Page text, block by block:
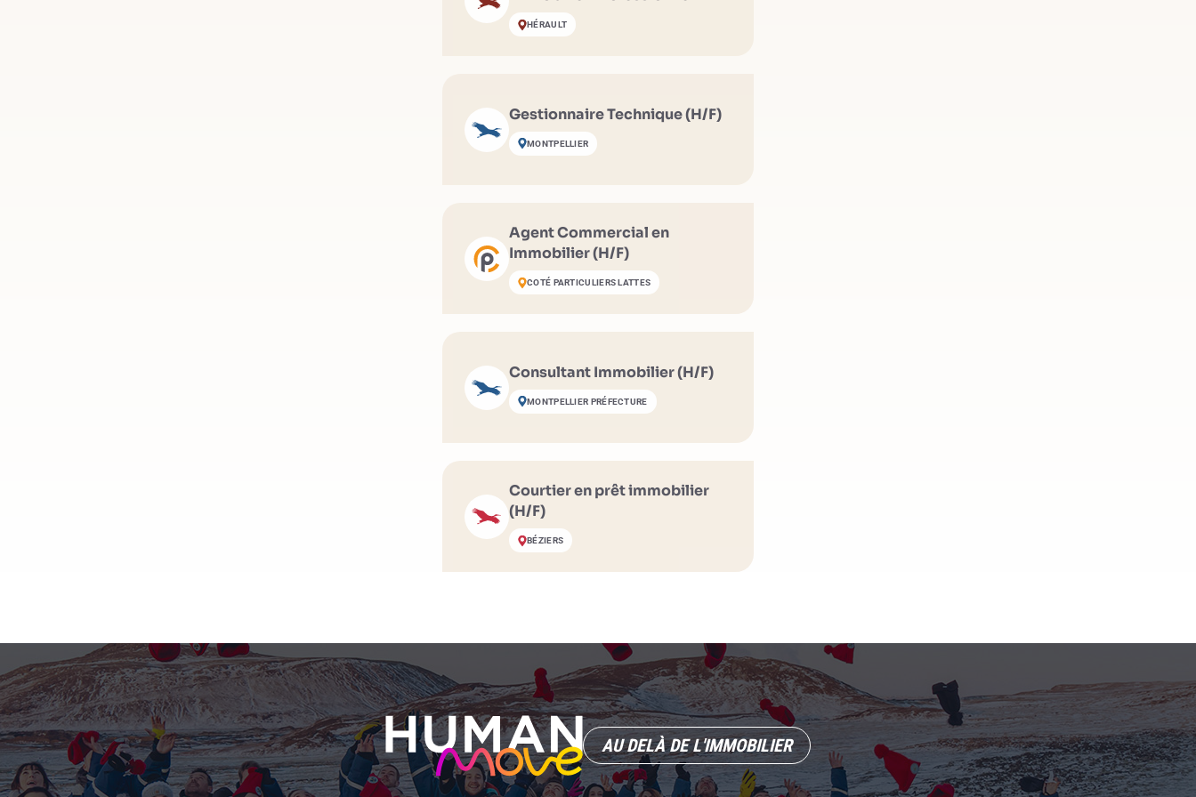
(H/F)HÉRAULT
Gestionnaire Technique (H/F)
MONTPELLIER
Agent Commercial en
Immobilier (H/F)
COTÉ PARTICULIERS LATTES
Consultant Immobilier (H/F)
MONTPELLIER PRÉFECTURE
Courtier en prêt immobilier
(H/F)
BÉZIERS
AU DELÀ DE L'IMMOBILIER